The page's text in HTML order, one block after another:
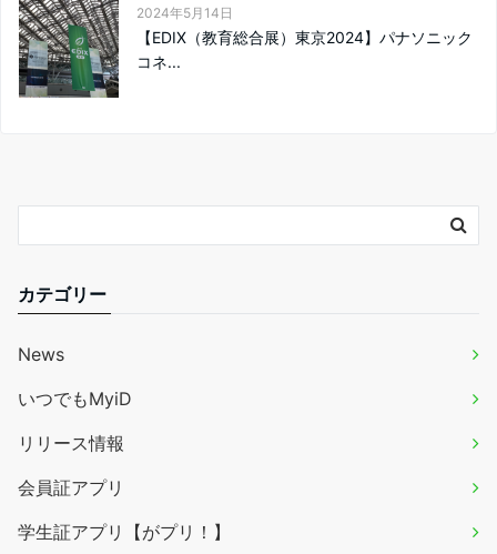
2024年5月14日
【EDIX（教育総合展）東京2024】パナソニック
コネ...
カテゴリー
News
いつでもMyiD
リリース情報
会員証アプリ
学生証アプリ【がプリ！】